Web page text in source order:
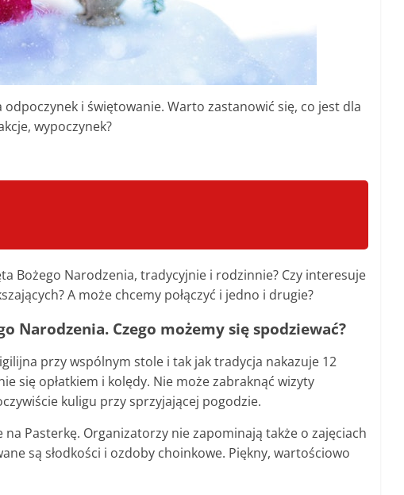
i świętowanie. Warto zastanowić się, co jest dla
wypoczynek?
Bożego Narodzenia, tradycyjnie i rodzinnie? Czy interesuje
A może chcemy połączyć i jedno i drugie?
Narodzenia. Czego możemy się spodziewać?
przy wspólnym stole i tak jak tradycja nakazuje 12
się opłatkiem i kolędy. Nie może zabraknąć wizyty
kuligu przy sprzyjającej pogodzie.
Pasterkę. Organizatorzy nie zapominają także o zajęciach
są słodkości i ozdoby choinkowe. Piękny, wartościowo